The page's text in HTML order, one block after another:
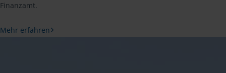
Finanzamt.
Mehr erfahren